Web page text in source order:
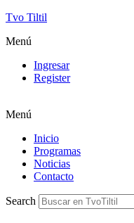
Tvo Tiltil
Menú
Ingresar
Register
Menú
Inicio
Programas
Noticias
Contacto
Search